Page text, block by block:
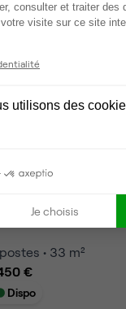
postes • 39 m²
€
Dispo
Dispo
privé• 1er étage
postes • 33 m²
€
Dispo
consulter et traiter des
visite sur ce site
utilisons des
Je choisis